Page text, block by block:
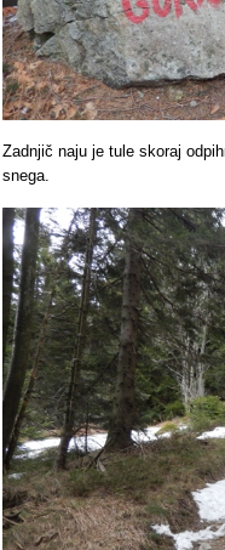
Zadnjič naju je tule skoraj
snega.